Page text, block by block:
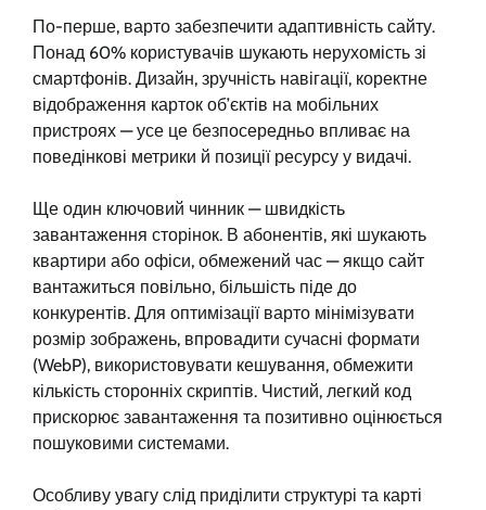
По-перше, варто забезпечити адаптивність сайту.
Понад 60% користувачів шукають нерухомість зі
смартфонів. Дизайн, зручність навігації, коректне
відображення карток об’єктів на мобільних
пристроях — усе це безпосередньо впливає на
поведінкові метрики й позиції ресурсу у видачі.
Ще один ключовий чинник — швидкість
завантаження сторінок. В абонентів, які шукають
квартири або офіси, обмежений час — якщо сайт
вантажиться повільно, більшість піде до
конкурентів. Для оптимізації варто мінімізувати
розмір зображень, впровадити сучасні формати
(WebP), використовувати кешування, обмежити
кількість сторонніх скриптів. Чистий, легкий код
прискорює завантаження та позитивно оцінюється
пошуковими системами.
Особливу увагу слід приділити структурі та карті